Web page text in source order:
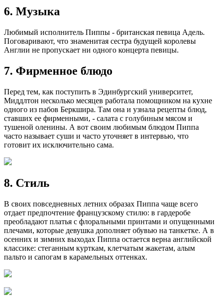
6. Музыка
Любимый исполнитель Пиппы - британская певица Адель.
Поговаривают, что знаменитая сестра будущей королевы
Англии не пропускает ни одного концерта певицы.
7. Фирменное блюдо
Перед тем, как поступить в Эдинбургский университет,
Миддлтон несколько месяцев работала помощником на кухне
одного из пабов Беркшира. Там она и узнала рецепты блюд,
ставших ее фирменными, - салата с голубиным мясом и
тушеной оленины. А вот своим любимым блюдом Пиппа
часто называет суши и часто уточняет в интервью, что
готовит их исключительно сама.
8. Стиль
В своих повседневных летних образах Пиппа чаще всего
отдает предпочтение французскому стилю: в гардеробе
преобладают платья с флоральными принтами и опущенными
плечами, которые девушка дополняет обувью на танкетке. А в
осенних и зимних выходах Пиппа остается верна английской
классике: стеганным курткам, клетчатым жакетам, алым
пальто и сапогам в карамельных оттенках.